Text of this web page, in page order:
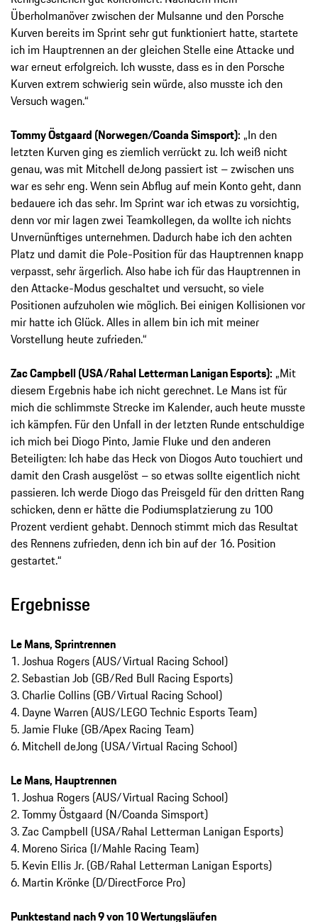
Überholmanöver zwischen der Mulsanne und den Porsche
Kurven bereits im Sprint sehr gut funktioniert hatte, startete
ich im Hauptrennen an der gleichen Stelle eine Attacke und
war erneut erfolgreich. Ich wusste, dass es in den Porsche
Kurven extrem schwierig sein würde, also musste ich den
Versuch wagen.“
Tommy Östgaard (Norwegen/Coanda Simsport): „In den
letzten Kurven ging es ziemlich verrückt zu. Ich weiß nicht
genau, was mit Mitchell deJong passiert ist – zwischen uns
war es sehr eng. Wenn sein Abflug auf mein Konto geht, dann
bedauere ich das sehr. Im Sprint war ich etwas zu vorsichtig,
denn vor mir lagen zwei Teamkollegen, da wollte ich nichts
Unvernünftiges unternehmen. Dadurch habe ich den achten
Platz und damit die Pole-Position für das Hauptrennen knapp
verpasst, sehr ärgerlich. Also habe ich für das Hauptrennen in
den Attacke-Modus geschaltet und versucht, so viele
Positionen aufzuholen wie möglich. Bei einigen Kollisionen vor
mir hatte ich Glück. Alles in allem bin ich mit meiner
Vorstellung heute zufrieden.“
Zac Campbell (USA/Rahal Letterman Lanigan Esports): „Mit
diesem Ergebnis habe ich nicht gerechnet. Le Mans ist für
mich die schlimmste Strecke im Kalender, auch heute musste
ich kämpfen. Für den Unfall in der letzten Runde entschuldige
ich mich bei Diogo Pinto, Jamie Fluke und den anderen
Beteiligten: Ich habe das Heck von Diogos Auto touchiert und
damit den Crash ausgelöst – so etwas sollte eigentlich nicht
passieren. Ich werde Diogo das Preisgeld für den dritten Rang
schicken, denn er hätte die Podiumsplatzierung zu 100
Prozent verdient gehabt. Dennoch stimmt mich das Resultat
des Rennens zufrieden, denn ich bin auf der 16. Position
gestartet.“
Ergebnisse
Le Mans, Sprintrennen
1. Joshua Rogers (AUS/Virtual Racing School)
2. Sebastian Job (GB/Red Bull Racing Esports)
3. Charlie Collins (GB/Virtual Racing School)
4. Dayne Warren (AUS/LEGO Technic Esports Team)
5. Jamie Fluke (GB/Apex Racing Team)
6. Mitchell deJong (USA/Virtual Racing School)
Le Mans, Hauptrennen
1. Joshua Rogers (AUS/Virtual Racing School)
2. Tommy Östgaard (N/Coanda Simsport)
3. Zac Campbell (USA/Rahal Letterman Lanigan Esports)
4. Moreno Sirica (I/Mahle Racing Team)
5. Kevin Ellis Jr. (GB/Rahal Letterman Lanigan Esports)
6. Martin Krönke (D/DirectForce Pro)
Punktestand nach 9 von 10 Wertungsläufen